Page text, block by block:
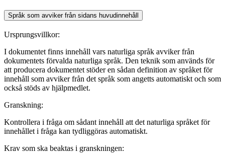
Språk som avviker från sidans huvudinnehåll
Ursprungsvillkor:
I dokumentet finns innehåll vars naturliga språk avviker från
dokumentets förvalda naturliga språk. Den teknik som används för
att producera dokumentet stöder en sådan definition av språket för
innehåll som avviker från det språk som angetts automatiskt och som
också stöds av hjälpmedlet.
Granskning:
Kontrollera i fråga om sådant innehåll att det naturliga språket för
innehållet i fråga kan tydliggöras automatiskt.
Krav som ska beaktas i granskningen: